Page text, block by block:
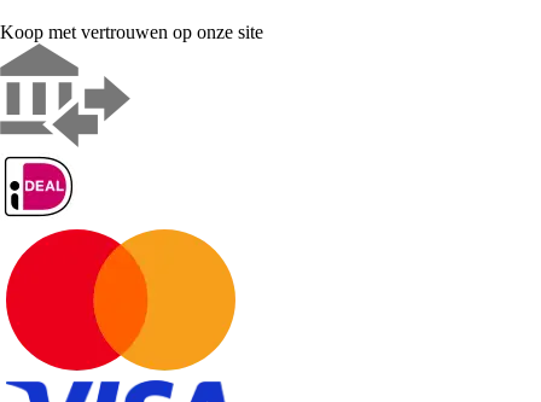
Koop met vertrouwen op onze site